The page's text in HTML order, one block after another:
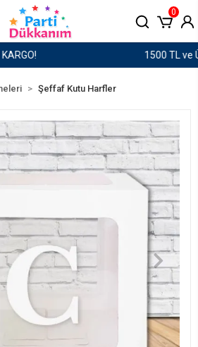
ve Üzeri Kargo Ücretsiz!
0
Şeffaf Kutu Harfler